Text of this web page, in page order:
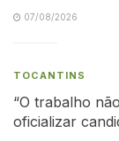
07/08/2026
TOCANTINS
“O trabalho
oficializar